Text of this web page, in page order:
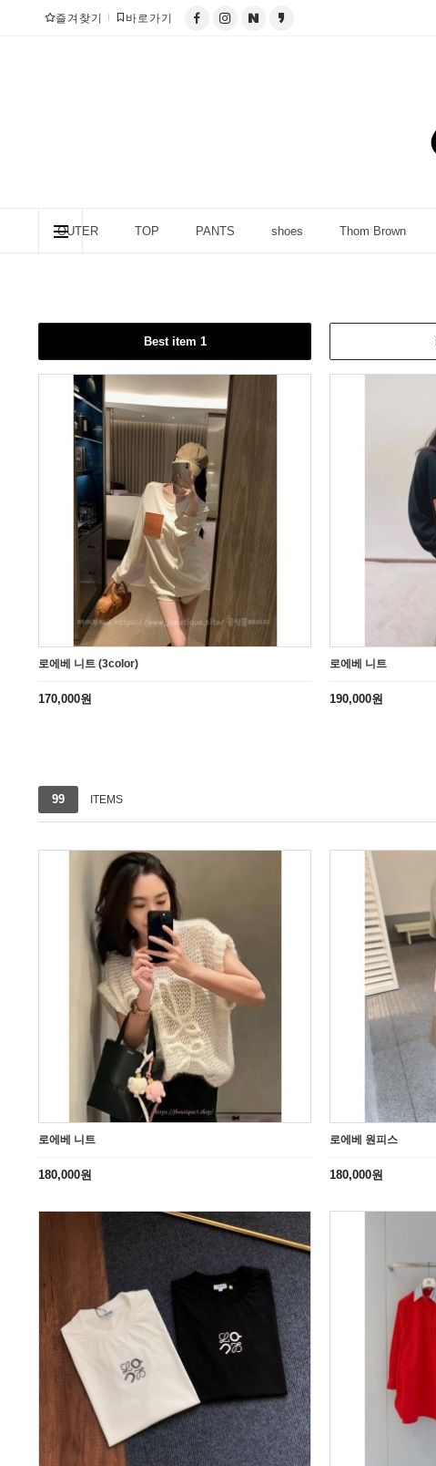
즐겨찾기 바로가기
OUTER TOP PANTS shoes Thom Brown
Best item 1
로에베 니트 (3color)
170,000원
로에베 니트
190,000원
99 ITEMS
로에베 니트
180,000원
로에베 원피스
180,000원